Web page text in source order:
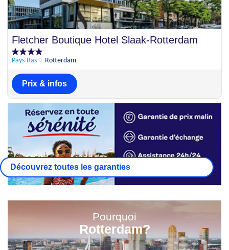
Fletcher Boutique Hotel Slaak-Rotterdam
Pays-Bas Rotterdam
Prix & infos
Découvrez toutes les garanties
Pourquoi
Rotterdam?